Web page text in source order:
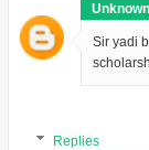
Unknown
Sir yadi
Replies